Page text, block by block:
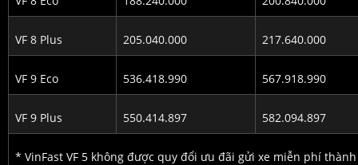
VF 8 Plus 205.040.000 217.640.000
VF 9 Eco 536.418.990 567.918.990
VF 9 Plus 550.414.897 582.094.897
* VinFast VF 5 không được quy đổi ưu đãi gửi xe miễn phí